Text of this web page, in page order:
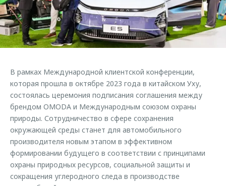
Страхование
Кредитный калькулятор
Аксессуары
Оригинальные аксессуары
Запчасти
Трейд-ин
Калькулятор трейд-ин
Клиентская поддержка
O&J Автоклуб
Клуб владельцев OMODA
Аксессуары
Одежда и сувениры
Оригинальные аксессуары
Запчасти
Обратная связь
В рамках Международной клиентской конференции,
которая прошла в октябре 2023 года в китайском Уху,
состоялась церемония подписания соглашения между
брендом OMODA и Международным союзом охраны
природы. Сотрудничество в сфере сохранения
окружающей среды станет для автомобильного
производителя новым этапом в эффективном
формировании будущего в соответствии с принципами
охраны природных ресурсов, социальной защиты и
сокращения углеродного следа в производстве